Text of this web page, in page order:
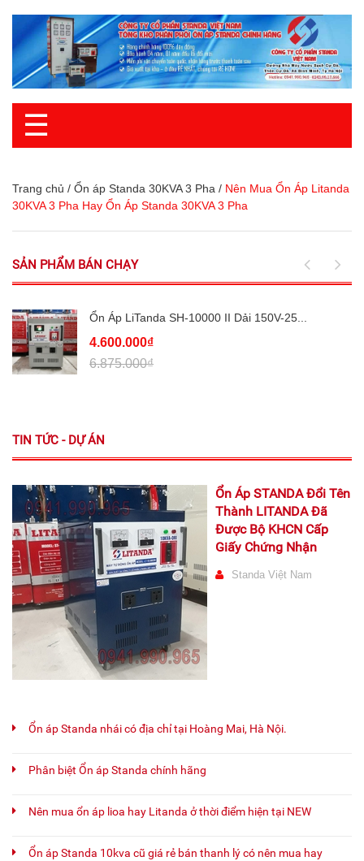
☰
Trang chủ / Ổn áp Standa 30KVA 3 Pha / Nên Mua Ổn Áp Litanda
30KVA 3 Pha Hay Ổn Áp Standa 30KVA 3 Pha
SẢN PHẨM BÁN CHẠY
Ổn Áp LiTanda SH-10000 II Dải 150V-25...
4.600.000₫
6.875.000₫
TIN TỨC - DỰ ÁN
Ổn Áp STANDA Đổi Tên
Thành LITANDA Đã
Được Bộ KHCN Cấp
Giấy Chứng Nhận
Standa Việt Nam
Ổn áp Standa nhái có địa chỉ tại Hoàng Mai, Hà Nội.
Phân biệt Ổn áp Standa chính hãng
Nên mua ổn áp lioa hay Litanda ở thời điểm hiện tại NEW
Ổn áp Standa 10kva cũ giá rẻ bán thanh lý có nên mua hay